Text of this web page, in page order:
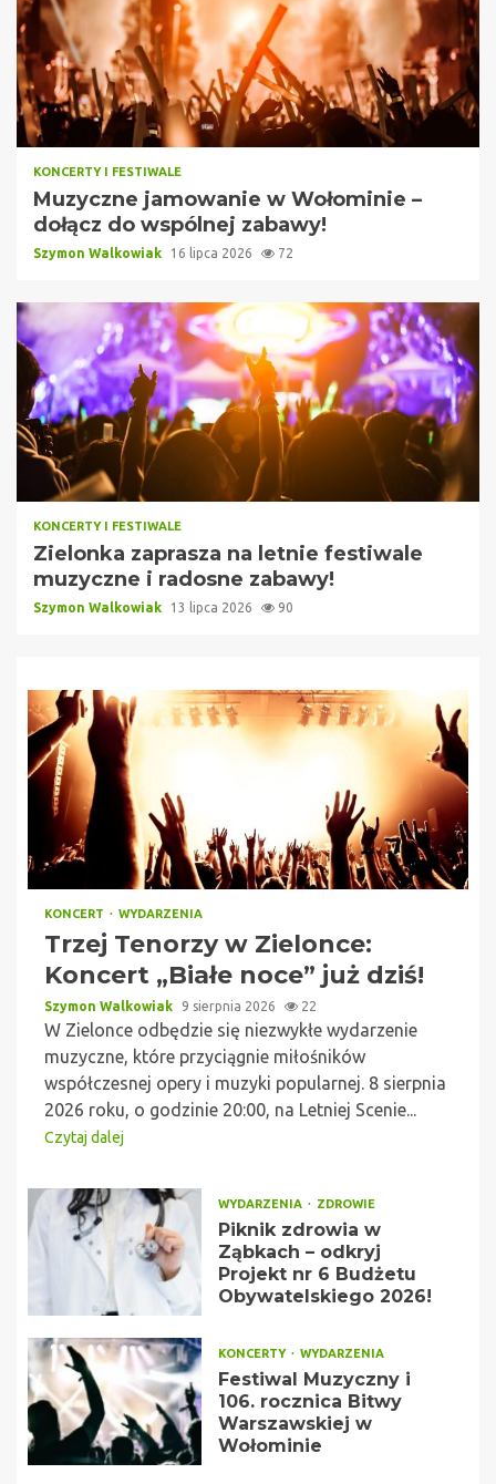
KONCERTY I FESTIWALE
Muzyczne jamowanie w Wołominie –
dołącz do wspólnej zabawy!
Szymon Walkowiak 16 lipca 2026 72
KONCERTY I FESTIWALE
Zielonka zaprasza na letnie festiwale
muzyczne i radosne zabawy!
Szymon Walkowiak 13 lipca 2026 90
KONCERT WYDARZENIA
Trzej Tenorzy w Zielonce:
Koncert „Białe noce” już dziś!
Szymon Walkowiak 9 sierpnia 2026 22
W Zielonce odbędzie się niezwykłe wydarzenie
muzyczne, które przyciągnie miłośników
współczesnej opery i muzyki popularnej. 8 sierpnia
2026 roku, o godzinie 20:00, na Letniej Scenie...
Czytaj dalej
WYDARZENIA ZDROWIE
Piknik zdrowia w
Ząbkach – odkryj
Projekt nr 6 Budżetu
Obywatelskiego 2026!
KONCERTY WYDARZENIA
Festiwal Muzyczny i
106. rocznica Bitwy
Warszawskiej w
Wołominie